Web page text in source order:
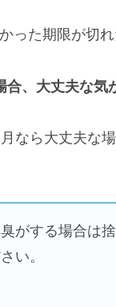
った期限が切れ
、大丈夫な気
なら大丈夫な
がする場合は
い。